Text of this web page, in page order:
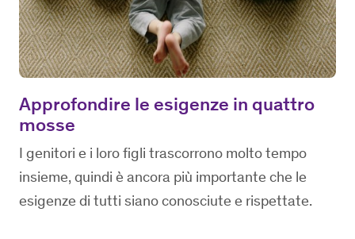
Approfondire le esigenze in quattro
mosse
I genitori e i loro figli trascorrono molto tempo
insieme, quindi è ancora più importante che le
esigenze di tutti siano conosciute e rispettate.